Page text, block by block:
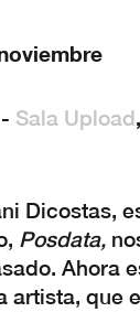
Sala Upload
Dicostas,
Posdata,
Ahora
artista, que